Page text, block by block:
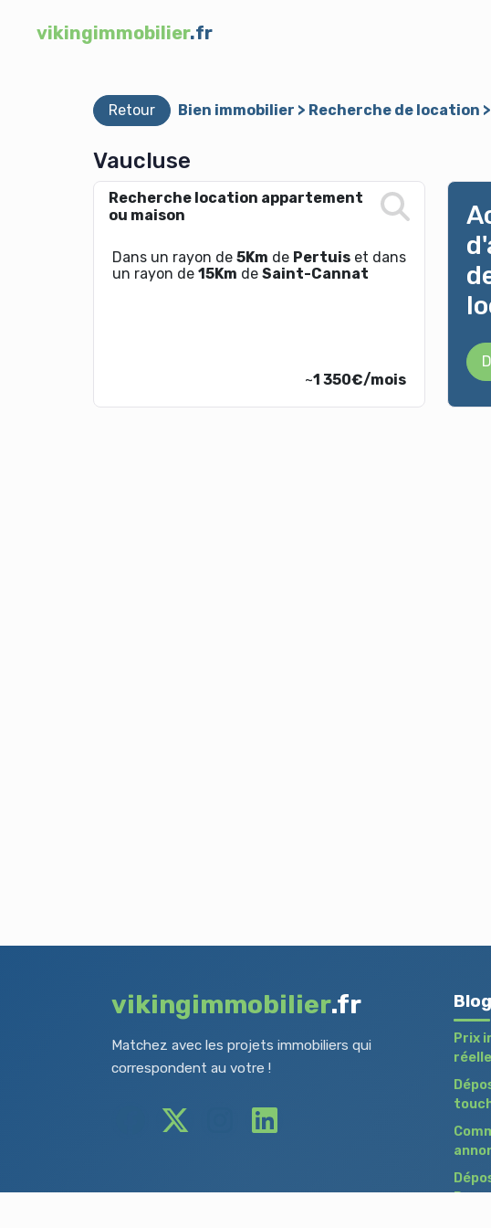
vikingimmobilier.fr
Retour Bien immobilier > Recherche de location
Vaucluse
Recherche location appartement
ou maison
Dans un rayon de 5Km de Pertuis et dans
un rayon de 15Km de Saint-Cannat
~1 350€/mois
vikingimmobilier.fr
Matchez avec les projets immobiliers qui
correspondent au votre !
Blog
Prix